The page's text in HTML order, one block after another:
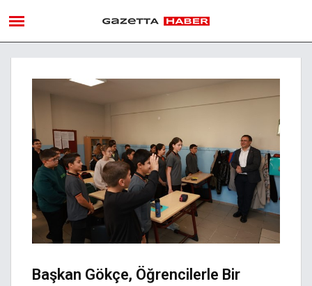
Başkan Gökçe, Öğrencilerle Bir